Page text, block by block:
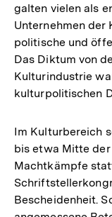
galten vielen als
Unternehmen
politische und
Das Diktum von
Kulturindustrie
kulturpolitischen
Im Kulturbereich
bis etwa Mitte
Machtkämpfe
Bescheidenheit.